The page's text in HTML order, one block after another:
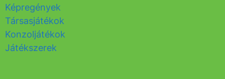
Képregények
Társasjátékok
Konzoljátékok
Játékszerek